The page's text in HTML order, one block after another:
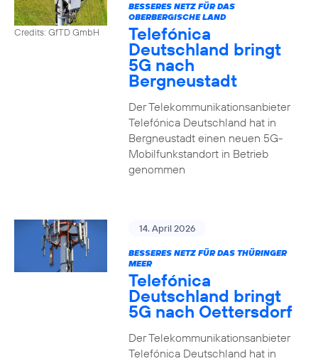
Credits: GfTD GmbH
BESSERES NETZ FÜR DAS
OBERBERGISCHE LAND
Telefónica
Deutschland bringt
5G nach
Bergneustadt
Der Telekommunikationsanbieter
Telefónica Deutschland hat in
Bergneustadt einen neuen 5G-
Mobilfunkstandort in Betrieb
genommen
14. April 2026
BESSERES NETZ FÜR DAS THÜRINGER
MEER
Telefónica
Deutschland bringt
5G nach Oettersdorf
Der Telekommunikationsanbieter
Telefónica Deutschland hat in